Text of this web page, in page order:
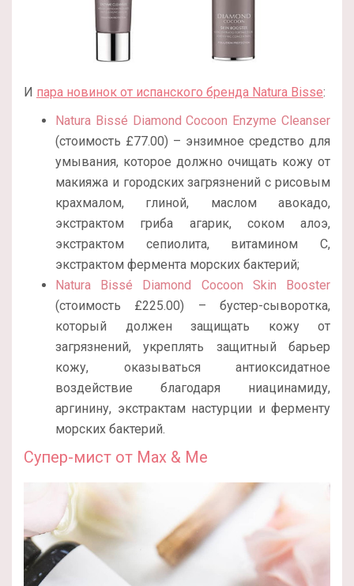
И пара новинок от испанского бренда Natura Bisse:
Natura Bissé Diamond Cocoon Enzyme Cleanser
(стоимость £77.00) – энзимное средство для
умывания, которое должно очищать кожу от
макияжа и городских загрязнений с рисовым
крахмалом, глиной, маслом авокадо,
экстрактом гриба агарик, соком алоэ,
экстрактом сепиолита, витамином С,
экстрактом фермента морских бактерий;
Natura Bissé Diamond Cocoon Skin Booster
(стоимость £225.00) – бустер-сыворотка,
который должен защищать кожу от
загрязнений, укреплять защитный барьер
кожу, оказываться антиоксидатное
воздействие благодаря ниацинамиду,
аргинину, экстрактам настурции и ферменту
морских бактерий.
Супер-мист от Max & Me